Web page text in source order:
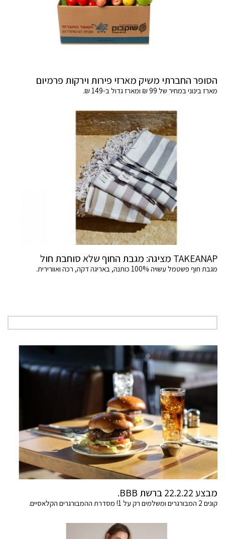
הסופר החברתי משיק מארזי פירות וירקות פרמיום
מארז בינוני במחיר של 99 ₪ ומארז גדול ב-149 ₪.
TAKEANAP מציגה: מגבת החוף שלא סוחבת חול
מגבת חוף פשטמל עשויה 100% כותנה, באריגה דקה, רכה ואוורירית.
מבצע 22.2.22 ברשת BBB.
קונים 2 המבורגרים ומשלמים רק על 1! מסדרת ההמבורגרים הקלאסיים.